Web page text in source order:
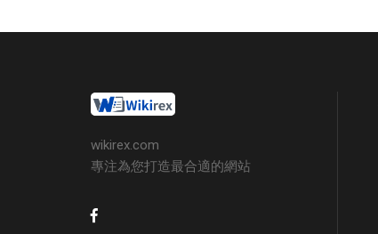
wikirex.com
專注為您打造最合適的網站